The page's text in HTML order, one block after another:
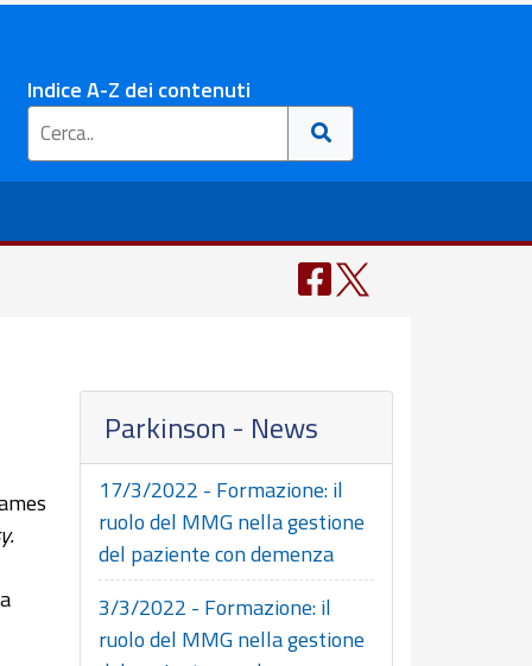
Indice A-Z dei contenuti
Parkinson - News
17/3/2022 - Formazione: il
ruolo del MMG nella gestione
del paziente con demenza
3/3/2022 - Formazione: il
ruolo del MMG nella gestione